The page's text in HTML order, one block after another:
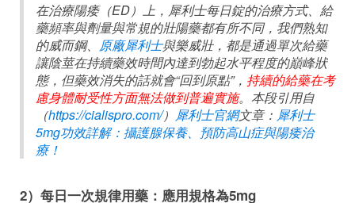
在治療陽痿（ED）上，犀利士每日錠的治療方式、給
藥頻率與劑量與常規的壯陽藥都有所不同，我們熟知
的威而鋼、 原廠犀利士與樂威壯，都是通過單次給藥
讓陰莖在持續藥效時間內達到勃起水平程度的巔峰狀
態，但藥效消失的話就會“回到原點”， 持續的給藥在考
慮身體耐受性方面無法做到普遍實施。本段引用自
（https://cialispro.com/） 犀利士官網文章： 犀利士
5mg功效詳解：攝護腺保養、預防高山症與陽痿治
療！
2）每日一次規律用藥：應用規格為5mg